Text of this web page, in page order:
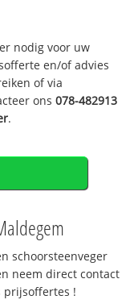
nodig voor uw
en/of advies
of via
ons078-482913
.
schoorsteenveger
neem direct contact
prijsoffertes !